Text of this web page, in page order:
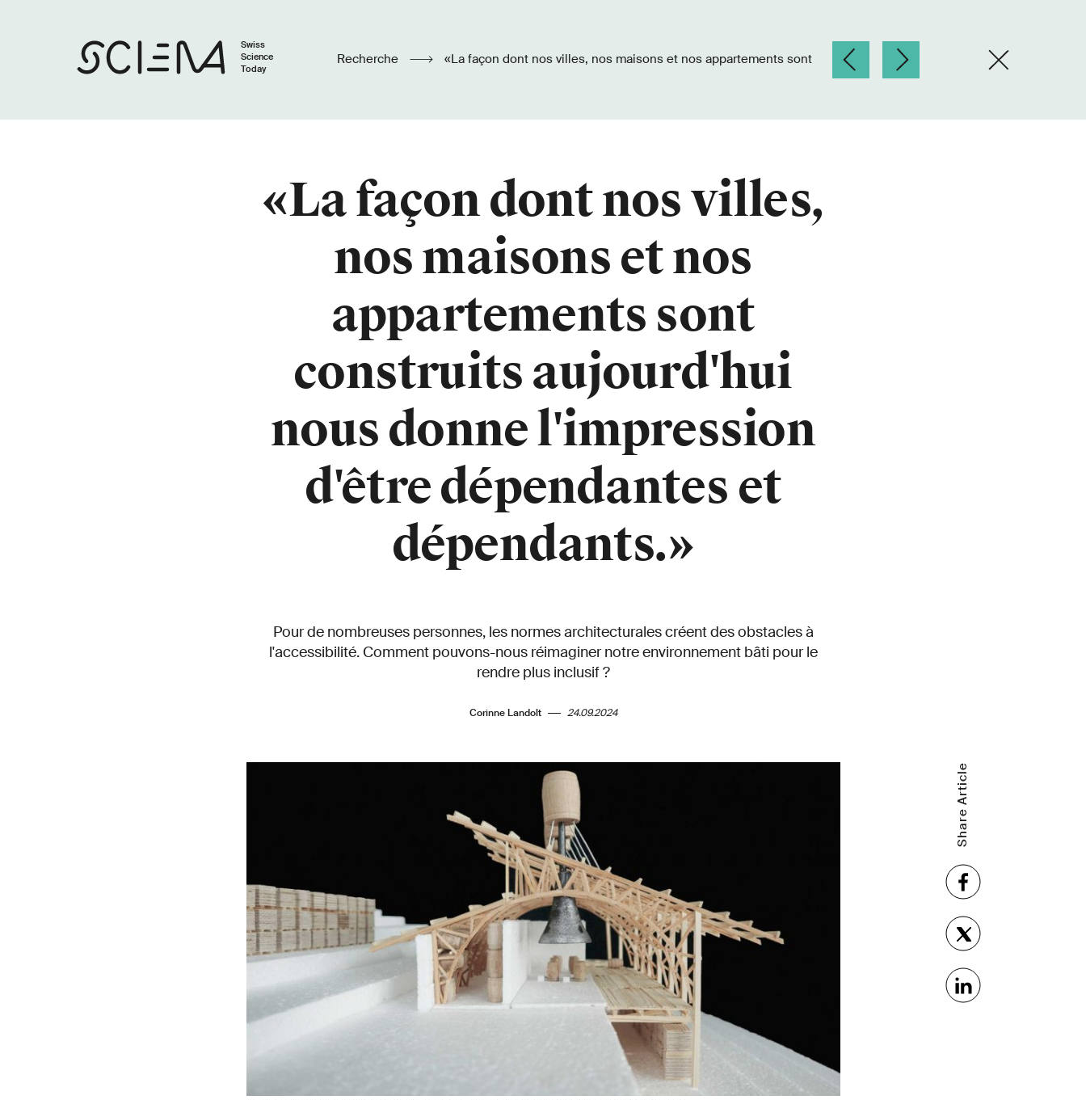
Swiss
Science
Today
Recherche
«La façon dont nos villes,
nos maisons et nos
appartements sont
construits aujourd'hui
nous donne l'impression
d'être dépendantes et
dépendants.»
Pour de nombreuses personnes, les normes architecturales créent des obstacles à
l'accessibilité. Comment pouvons-nous réimaginer notre environnement bâti pour le
rendre plus inclusif ?
Corinne Landolt 24.09.2024
Share Article